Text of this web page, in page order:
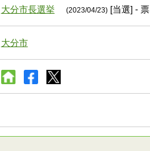
大分市長選挙 (2023/04/23)[当選] - 票
大分市